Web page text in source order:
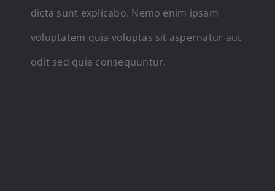
dicta sunt explicabo. Nemo enim ipsam
voluptatem quia voluptas sit aspernatur aut
odit sed quia consequuntur.